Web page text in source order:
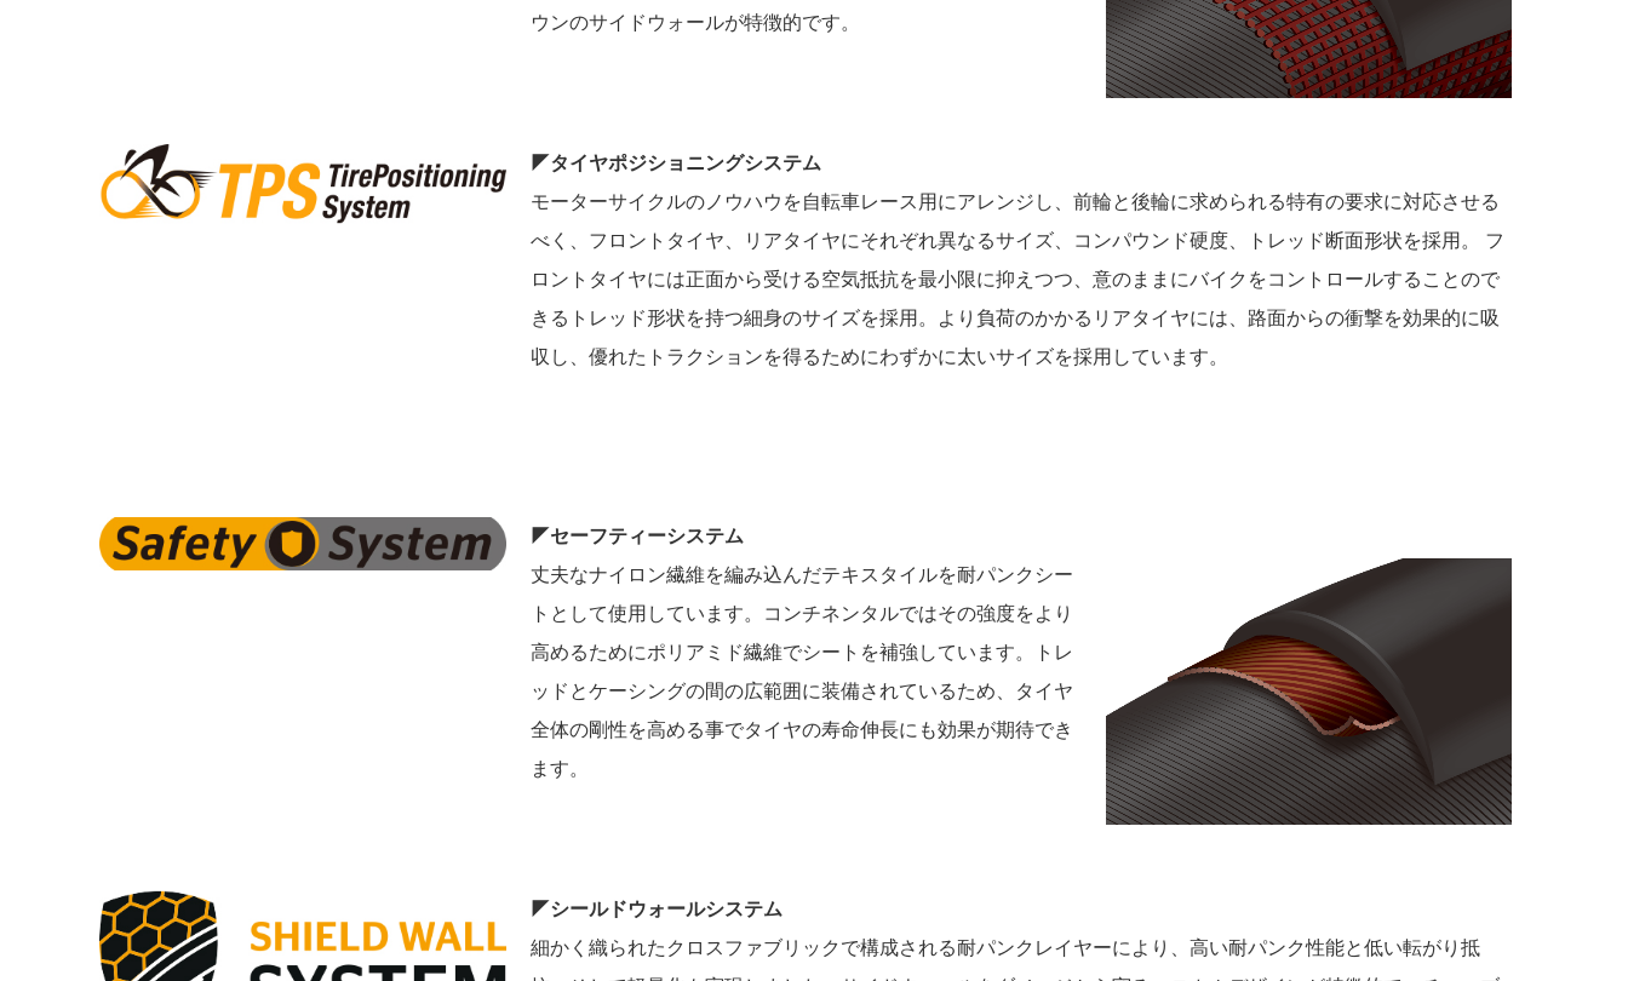
ウンのサイドウォールが特徴的です。
◤タイヤポジショニングシステム
モーターサイクルのノウハウを自転車レース用にアレンジし、前輪と後輪に求められる特有の要求に対応させる
べく、フロントタイヤ、リアタイヤにそれぞれ異なるサイズ、コンパウンド硬度、トレッド断面形状を採用。 フ
ロントタイヤには正面から受ける空気抵抗を最小限に抑えつつ、意のままにバイクをコントロールすることので
きるトレッド形状を持つ細身のサイズを採用。より負荷のかかるリアタイヤには、路面からの衝撃を効果的に吸
収し、優れたトラクションを得るためにわずかに太いサイズを採用しています。
◤セーフティーシステム
丈夫なナイロン繊維を編み込んだテキスタイルを耐パンクシー
トとして使用しています。コンチネンタルではその強度をより
高めるためにポリアミド繊維でシートを補強しています。トレ
ッドとケーシングの間の広範囲に装備されているため、タイヤ
全体の剛性を高める事でタイヤの寿命伸長にも効果が期待でき
ます。
◤シールドウォールシステム
細かく織られたクロスファブリックで構成される耐パンクレイヤーにより、高い耐パンク性能と低い転がり抵